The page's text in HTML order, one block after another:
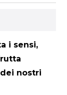
i sensi,
nostri